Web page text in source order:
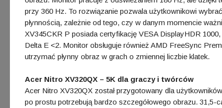
przy 360 Hz. To rozwiązanie pozwala użytkownikowi
płynnością, zależnie od tego, czy w danym momencie
XV345CKR P posiada certyfikację VESA DisplayHDR
Delta E <2. Monitor obsługuje również AMD FreeSync
utrzymać płynny obraz w grach o zmiennej liczbie klatek.
Acer Nitro XV320QX – 5K dla graczy i twórców
Acer Nitro XV320QX został przygotowany dla
po prostu potrzebują bardzo szczegółowego obrazu.